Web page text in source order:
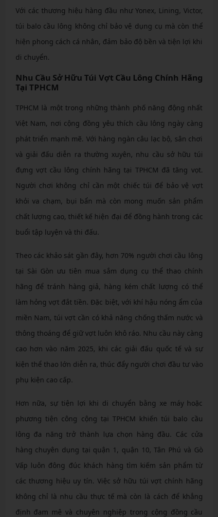
Với các thương hiệu hàng đầu như Yonex, Lining, Victor,
túi balo cầu lông không chỉ bảo vệ dụng cụ mà còn thể
hiện phong cách cá nhân, đảm bảo độ bền và tiện lợi khi
di chuyển.
Nhu Cầu Sở Hữu Túi Vợt Cầu Lông Chính Hãng
Tại TPHCM
TPHCM là một trong những thành phố năng động nhất
Việt Nam, nơi cộng đồng yêu thích cầu lông ngày càng
phát triển mạnh mẽ. Với hàng ngàn câu lạc bộ, sân chơi
và giải đấu diễn ra thường xuyên, nhu cầu sở hữu túi
đựng vợt cầu lông chính hãng tại TPHCM đã tăng vọt.
Người chơi không chỉ cần một chiếc túi để bảo vệ vợt
khỏi va chạm, bụi bẩn mà còn mong muốn sản phẩm
chất lượng cao, thiết kế hiện đại để đồng hành trong các
buổi tập luyện và thi đấu.
Theo các khảo sát gần đây, hơn 70% người chơi cầu lông
tại Sài Gòn ưu tiên mua sắm dụng cụ thể thao chính
hãng để tránh hàng giả, hàng kém chất lượng có thể
làm hỏng vợt đắt tiền. Đặc biệt, với khí hậu nóng ẩm của
miền Nam, túi vợt cần có khả năng chống thấm nước và
thông thoáng để giữ vợt luôn khô ráo. Nhu cầu này càng
cao hơn vào năm 2025, khi các giải đấu quốc tế và sự
kiện thể thao lớn diễn ra, thúc đẩy người chơi đầu tư vào
phụ kiện cao cấp.
Hơn nữa, sự tiện lợi khi di chuyển bằng xe máy hoặc
phương tiện công cộng tại TPHCM khiến túi balo cầu
lông đa năng trở thành lựa chọn hàng đầu. Các cửa
hàng chuyên dụng tại quận 1, quận 10, Tân Phú và Gò
Vấp luôn đông đúc khách hàng tìm kiếm sản phẩm từ
các thương hiệu uy tín. Việc sở hữu túi vợt chính hãng
không chỉ là nhu cầu thực tế mà còn là cách để khẳng
định đam mê và chuyên nghiệp trong cộng đồng cầu